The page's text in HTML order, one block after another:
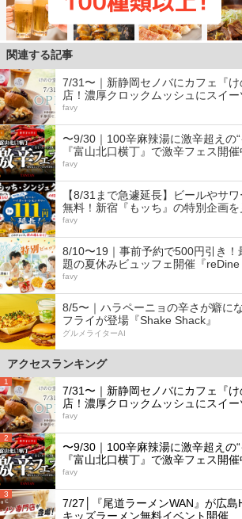
関連する記事
7/31〜｜新静岡セノバにカフェ『
店！濃厚クロックムッシュにスイー
favy
〜9/30｜100辛麻辣湯に激辛超えの“
『富山北口横丁』で激辛フェス開催
favy
【8/31まで急遽延長】ビールやサ
無料！新宿『もッち』の特別企画を
favy
8/10〜19｜事前予約で500円引き
題の夏休みビュッフェ開催『reDine
favy
8/5〜｜ハラペーニョの辛さが癖に
フライが登場『Shake Shack』
グルメライターAI
アクセスランキング
1
7/31〜｜新静岡セノバにカフェ『
店！濃厚クロックムッシュにスイー
favy
2
〜9/30｜100辛麻辣湯に激辛超えの“
『富山北口横丁』で激辛フェス開催
favy
3
7/27│『尾道ラーメンWAN』が広島
キッズラーメン無料イベント開催